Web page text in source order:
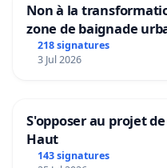
Non à la
zone de baignade
218 signatures
3 Jul 2026
S'opposer au projet
Haut
143 signatures